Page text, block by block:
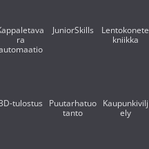
ra
JuniorSkills
Lentokonete
kniikka
tulostus
Puutarhatuo
tanto
Kaupunkivilj
ely